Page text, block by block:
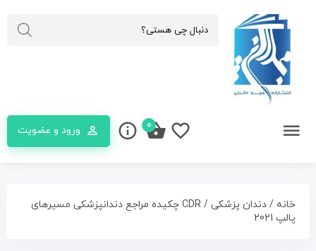
ورود و عضویت ۰
خانه / دندان پزشکی
/ CDR چکیده مراجع دندانپزشکی مسیرهای
پالپ 2021